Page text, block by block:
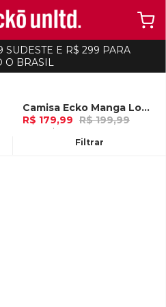
SUDESTE E R$ 299 PARA
O BRASIL
Filtrar
-10%
Camisa Ecko Manga Longa Verde
R$ 179,99 R$ 199,99
6x de R$ 29,99 Ou